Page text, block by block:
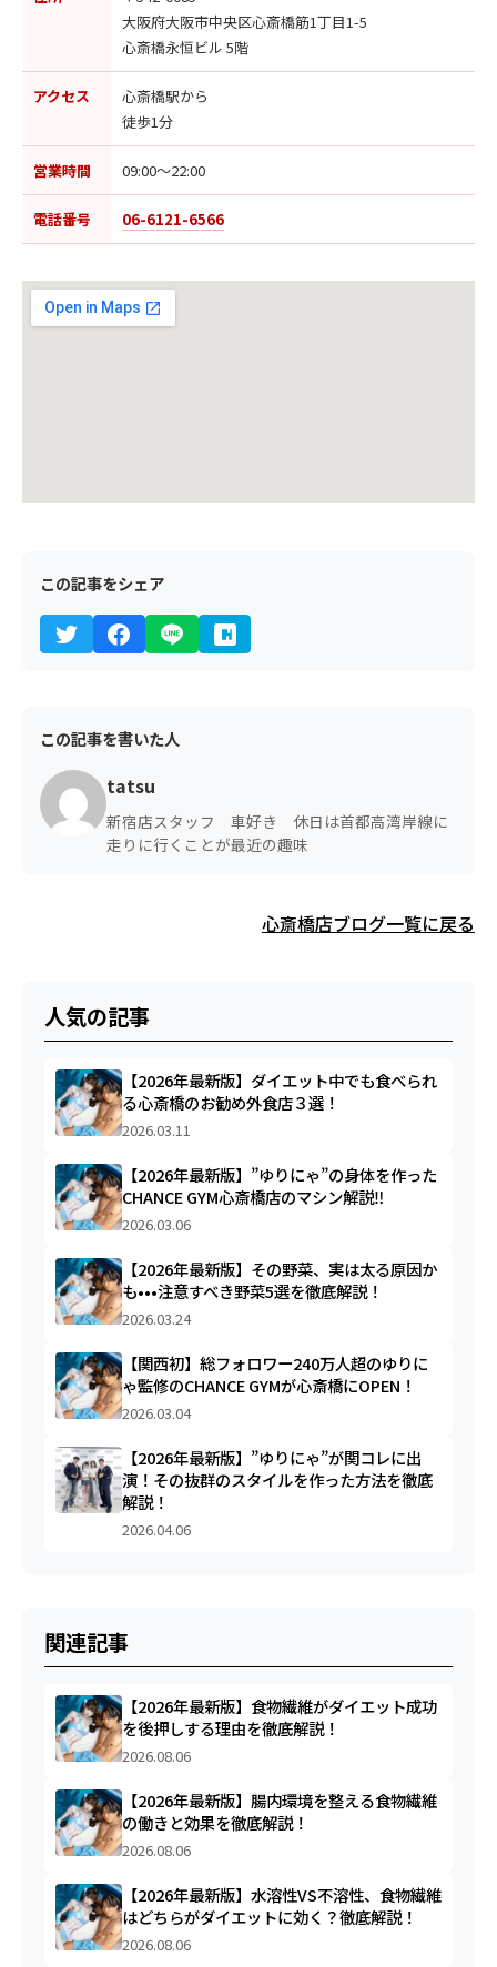
大阪府大阪市中央区心斎橋筋1丁目1-5
心斎橋永恒ビル 5階
アクセス
心斎橋駅から
徒歩1分
営業時間 09:00〜22:00
電話番号 06-6121-6566
この記事をシェア
この記事を書いた人
tatsu
新宿店スタッフ 車好き 休日は首都高湾岸線に
走りに行くことが最近の趣味
心斎橋店ブログ一覧に戻る
人気の記事
【2026年最新版】ダイエット中でも食べられ
る心斎橋のお勧め外食店３選！
2026.03.11
【2026年最新版】”ゆりにゃ”の身体を作った
CHANCE GYM心斎橋店のマシン解説‼︎
2026.03.06
【2026年最新版】その野菜、実は太る原因か
も•••注意すべき野菜5選を徹底解説！
2026.03.24
【関西初】総フォロワー240万人超のゆりに
ゃ監修のCHANCE GYMが心斎橋にOPEN！
2026.03.04
【2026年最新版】”ゆりにゃ”が関コレに出
演！その抜群のスタイルを作った方法を徹底
解説！
2026.04.06
関連記事
【2026年最新版】食物繊維がダイエット成功
を後押しする理由を徹底解説！
2026.08.06
【2026年最新版】腸内環境を整える食物繊維
の働きと効果を徹底解説！
2026.08.06
【2026年最新版】水溶性VS不溶性、食物繊維
はどちらがダイエットに効く？徹底解説！
2026.08.06